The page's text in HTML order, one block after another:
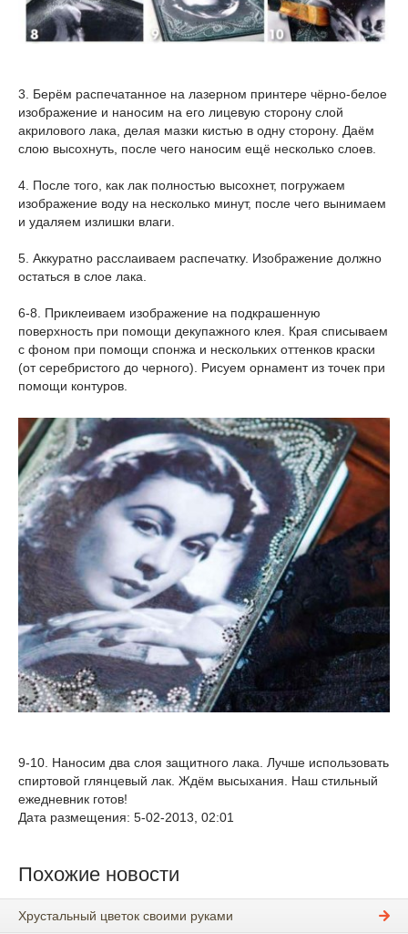
3. Берём распечатанное на лазерном принтере чёрно-белое
изображение и наносим на его лицевую сторону слой
акрилового лака, делая мазки кистью в одну сторону. Даём
слою высохнуть, после чего наносим ещё несколько слоев.
4. После того, как лак полностью высохнет, погружаем
изображение воду на несколько минут, после чего вынимаем
и удаляем излишки влаги.
5. Аккуратно расслаиваем распечатку. Изображение должно
остаться в слое лака.
6-8. Приклеиваем изображение на подкрашенную
поверхность при помощи декупажного клея. Края списываем
с фоном при помощи спонжа и нескольких оттенков краски
(от серебристого до черного). Рисуем орнамент из точек при
помощи контуров.
9-10. Наносим два слоя защитного лака. Лучше использовать
спиртовой глянцевый лак. Ждём высыхания. Наш стильный
ежедневник готов!
Дата размещения: 5-02-2013, 02:01
Похожие новости
Хрустальный цветок своими руками